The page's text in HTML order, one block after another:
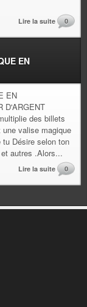
Lire la suite 0
EN
EN
D'ARGENT
des billets
valise magique
Désire selon ton
autres .Alors...
Lire la suite 0